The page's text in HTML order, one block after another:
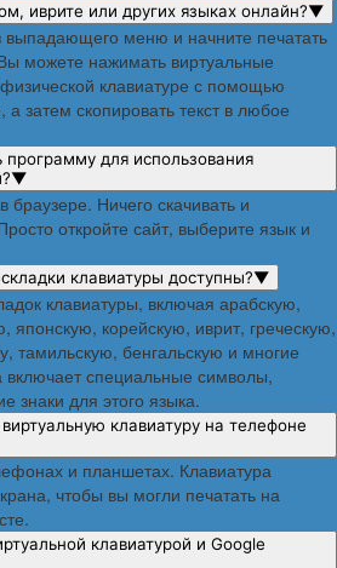
иврите или других языках онлайн?▼
меню и начните печатать
можете нажимать виртуальные
клавиатуре с помощью
а затем скопировать текст в любое
программу для использования
▼
Ничего скачивать и
откройте сайт, выберите язык и
клавиатуры доступны?▼
клавиатуры, включая арабскую,
японскую, корейскую, иврит, греческую,
тамильскую, бенгальскую и многие
включает специальные символы,
знаки для этого языка.
клавиатуру на телефоне
и планшетах. Клавиатура
чтобы вы могли печатать на
клавиатурой и Google